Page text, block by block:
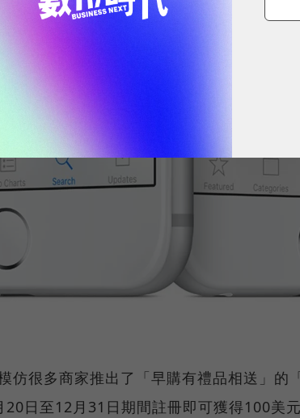
仿很多商家推出了「早購有禮品相送」的
20日至12月31日期間註冊即可獲得100美